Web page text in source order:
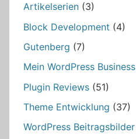
Artikelserien (3)
Block Development (4)
Gutenberg (7)
Mein WordPress Business
Plugin Reviews (51)
Theme Entwicklung (37)
WordPress Beitragsbilder